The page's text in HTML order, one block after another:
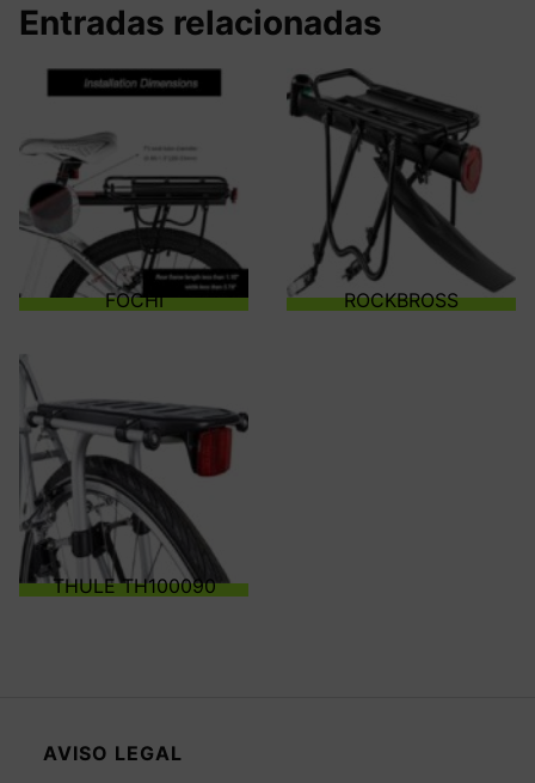
Entradas relacionadas
FOCHI ROCKBROSS
THULE TH100090
AVISO LEGAL